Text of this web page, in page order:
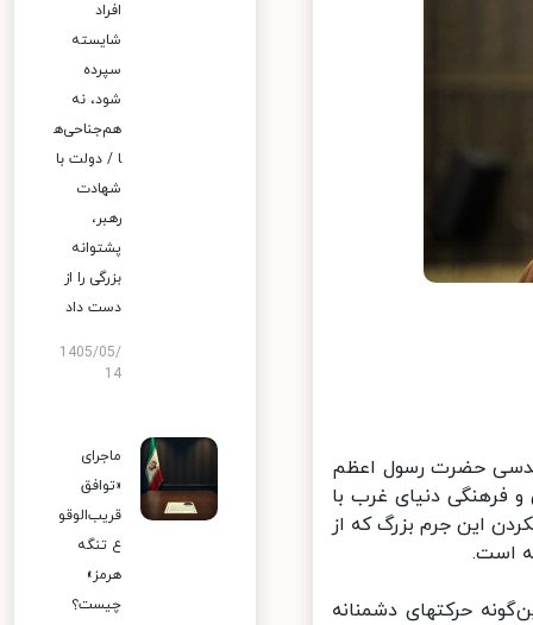
حضرت رسول اعظم
فرهنگی دنیای غرب با
این جرم بزرگ که از
است.
حرکتهای دشمنانه
افراد
شایسته
سپرده
شود، نه
هم‌جناحی‌ه
ا / دولت با
شهادت
رهبر،
پشتوانه
بزرگی را از
دست داد
1405/05/
14
ماجرای
«توافق
قریب‌الوقو
ع تنگه
هرمز»
چیست؟